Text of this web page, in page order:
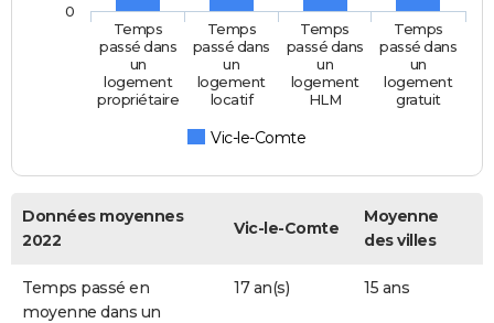
Vic-le-Comte
Temps
passé dans
un
logement
propriétaire
Temps
passé dans
un
logement
locatif
Temps
passé dans
un
logement
HLM
Temps
passé dans
un
logement
gratuit
0
Données moyennes
2022
Vic-le-Comte
Moyenne
des villes
Temps passé en
moyenne dans un
17 an(s) 15 ans